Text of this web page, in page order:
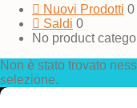
Nuovi Prodotti 0
Saldi 0
No product
Non è stato trovato
selezione.